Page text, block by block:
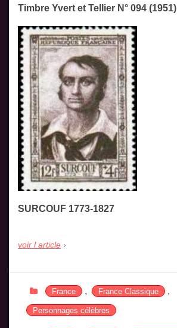
Timbre Yvert et Tellier N° 094 (1951)
SURCOUF 1773-1827
voir l article
France , France Classique ,
Personnages célèbres